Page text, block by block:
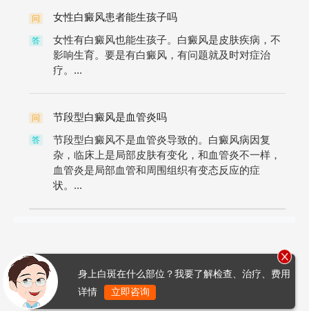
问 女性白癜风患者能生孩子吗
答
女性有白癜风也能生孩子。白癜风是皮肤疾病，不
影响生育。要是有白癜风，有问题就及时对症治
疗。...
问 节段型白癜风是血管炎吗
答
节段型白癜风不是血管炎导致的。白癜风病因复
杂，临床上是局部皮肤有变化，和血管炎不一样，
血管炎是局部血管和周围组织有变态反应的症
状。...
身上白斑在什么部位？我要了解检查、治疗、费用
详情
立即咨询